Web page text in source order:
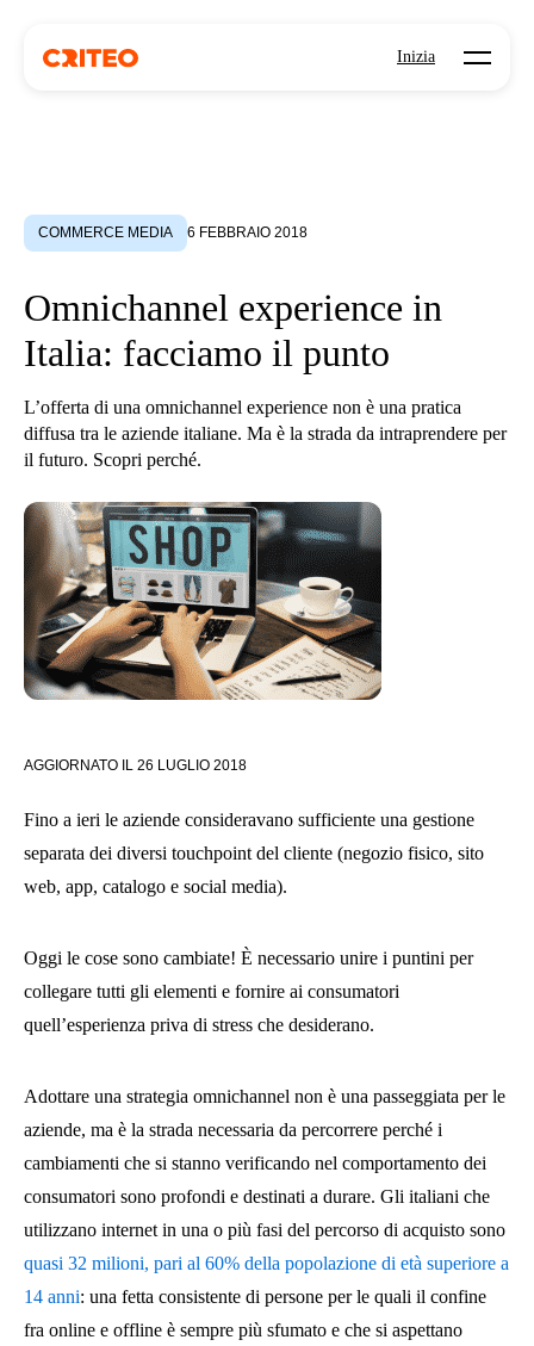
Inizia Open
COMMERCE MEDIA 6 FEBBRAIO 2018
Omnichannel experience in
Italia: facciamo il punto
L’offerta di una omnichannel experience non è una pratica
diffusa tra le aziende italiane. Ma è la strada da intraprendere per
il futuro. Scopri perché.
AGGIORNATO IL 26 LUGLIO 2018
Fino a ieri le aziende consideravano sufficiente una gestione
separata dei diversi touchpoint del cliente (negozio fisico, sito
web, app, catalogo e social media).
Oggi le cose sono cambiate! È necessario unire i puntini per
collegare tutti gli elementi e fornire ai consumatori
quell’esperienza priva di stress che desiderano.
Adottare una strategia omnichannel non è una passeggiata per le
aziende, ma è la strada necessaria da percorrere perché i
cambiamenti che si stanno verificando nel comportamento dei
consumatori sono profondi e destinati a durare. Gli italiani che
utilizzano internet in una o più fasi del percorso di acquisto sono
quasi 32 milioni, pari al 60% della popolazione di età superiore a
14 anni: una fetta consistente di persone per le quali il confine
fra online e offline è sempre più sfumato e che si aspettano